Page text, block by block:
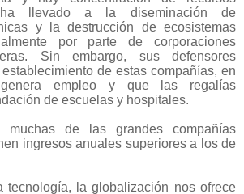
ha llevado a la diseminación de
y la destrucción de ecosistemas
por parte de corporaciones
Sin embargo, sus defensores
de estas compañías, en
empleo y que las regalías
de escuelas y hospitales.
de las grandes compañías
ingresos anuales superiores a los de
tecnología, la globalización nos ofrece